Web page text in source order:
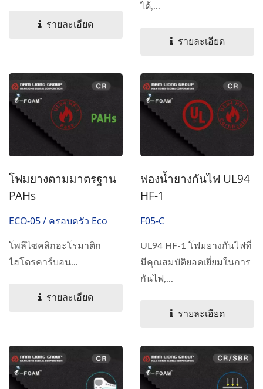
รายละเอียด
ได้,...
รายละเอียด
โฟมยางตามมาตรฐาน
PAHs
ECO-05 / ครอบครัว Eco
โพลีไซคลิกอะโรมาติก
ไฮโดรคาร์บอน...
รายละเอียด
ฟองน้ำยางกันไฟ UL94
HF-1
F05-C
UL94 HF-1 โฟมยางกันไฟที่
มีคุณสมบัติยอดเยี่ยมในการ
กันไฟ,...
รายละเอียด